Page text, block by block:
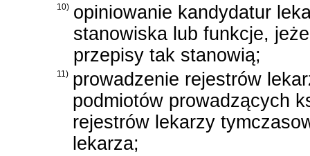
10) opiniowanie kandydatur
stanowiska lub funkcje,
przepisy tak stanowią;
11) prowadzenie rejestrów
podmiotów prowadzących
rejestrów lekarzy
lekarza;